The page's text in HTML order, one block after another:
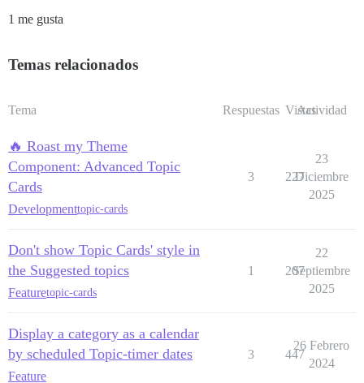
1 me gusta
Temas relacionados
Tema Respuestas Vistas
Actividad
🔥 Roast my Theme
Component: Advanced Topic
Cards
Developmenttopic-cards
3 227
23
Diciembre
2025
Don't show Topic Cards' style in
the Suggested topics
Featuretopic-cards
1 207
22
Septiembre
2025
Display a category as a calendar
by scheduled Topic-timer dates
Feature
3 447
26 Febrero
2024